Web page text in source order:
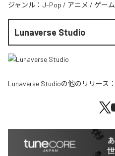
ジャンル： J-Pop / アニメ / ゲーム
Lunaverse Studio
Lunaverse Studioの他のリリース：